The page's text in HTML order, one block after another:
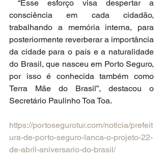
consciência em cada cidadão,
trabalhando a memória interna, para
posteriormente reverberar a importância
da cidade para o país e a naturalidade
do Brasil, que nasceu em Porto Seguro,
por isso é conhecida também como
Terra Mãe do Brasil”, destacou o
Secretário Paulinho Toa Toa.
https://portosegurotur.com/noticia/prefeit
ura-de-porto-seguro-lanca-o-projeto-22-
de-abril-aniversario-do-brasil/